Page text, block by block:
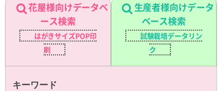
花屋様向けデータベ
ース検索
はがきサイズPOP印
刷
生産者様向けデータ
ベース検索
試験栽培データリン
ク
キーワード